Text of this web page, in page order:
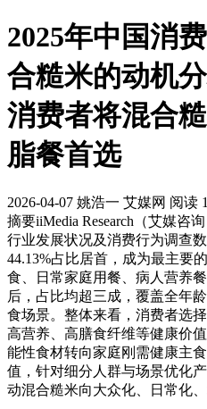
2025年中国消
合糙米的动机
消费者将混合
脂餐首选
2026-04-07 姚浩一 艾媒网 阅读
摘要iiMedia Research（艾媒咨
行业发展状况及消费行为调查
44.13%占比居首，成为最主要
食、日常家庭用餐、病人营养
后，占比均超三成，覆盖全年
食场景。整体来看，消费者选
高营养、高膳食纤维等健康价
能性食材转向家庭刚需健康主
值，针对细分人群与场景优化
动混合糙米向大众化、日常化、